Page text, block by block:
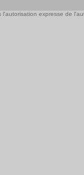
expresse de